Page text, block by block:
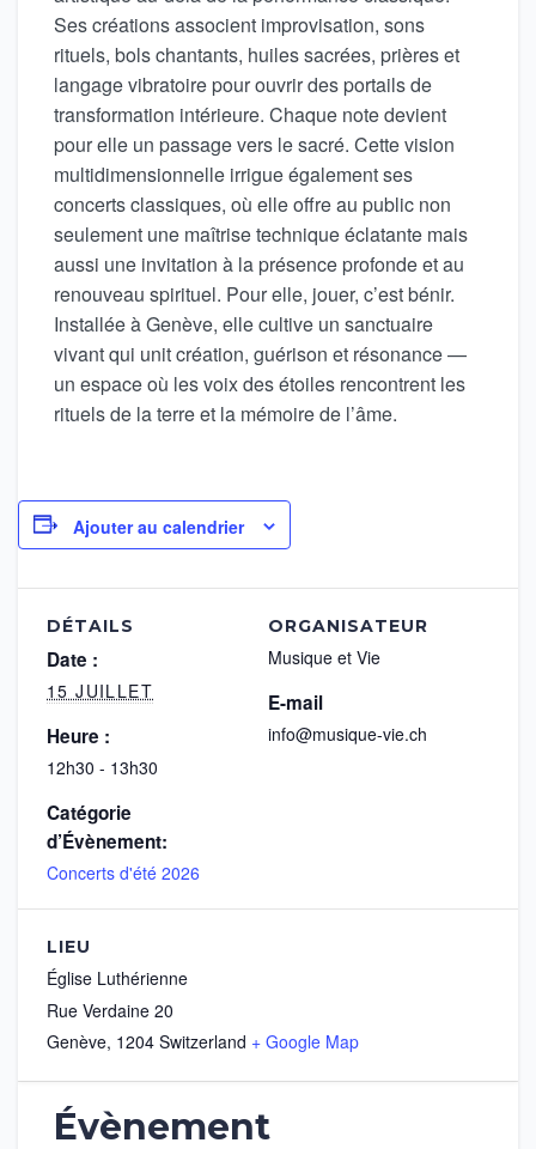
Ses créations associent improvisation, sons
rituels, bols chantants, huiles sacrées, prières et
langage vibratoire pour ouvrir des portails de
transformation intérieure. Chaque note devient
pour elle un passage vers le sacré. Cette vision
multidimensionnelle irrigue également ses
concerts classiques, où elle offre au public non
seulement une maîtrise technique éclatante mais
aussi une invitation à la présence profonde et au
renouveau spirituel. Pour elle, jouer, c’est bénir.
Installée à Genève, elle cultive un sanctuaire
vivant qui unit création, guérison et résonance —
un espace où les voix des étoiles rencontrent les
rituels de la terre et la mémoire de l’âme.
Ajouter au calendrier
DÉTAILS
Date :
15 JUILLET
Heure :
12h30 - 13h30
Catégorie
d’Évènement:
Concerts d'été 2026
ORGANISATEUR
Musique et Vie
E-mail
info@musique-vie.ch
LIEU
Église Luthérienne
Rue Verdaine 20
Genève, 1204 Switzerland + Google Map
Évènement